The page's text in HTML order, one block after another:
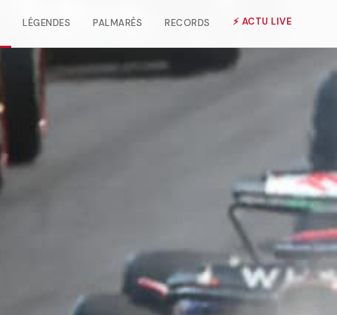
LÉGENDES PALMARÈS RECORDS ⚡ ACTU LIVE